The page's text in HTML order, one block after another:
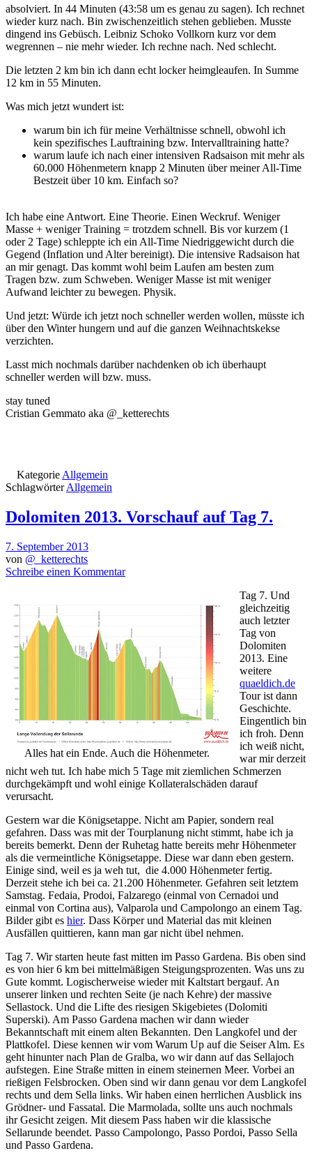
absolviert. In 44 Minuten (43:58 um es genau zu sagen). Ich rechnet
wieder kurz nach. Bin zwischenzeitlich stehen geblieben. Musste
dingend ins Gebüsch. Leibniz Schoko Vollkorn kurz vor dem
wegrennen – nie mehr wieder. Ich rechne nach. Ned schlecht.
Die letzten 2 km bin ich dann echt locker heimgleaufen. In Summe
12 km in 55 Minuten.
Was mich jetzt wundert ist:
warum bin ich für meine Verhältnisse schnell, obwohl ich
kein spezifisches Lauftraining bzw. Intervalltraining hatte?
warum laufe ich nach einer intensiven Radsaison mit mehr als
60.000 Höhenmetern knapp 2 Minuten über meiner All-Time
Bestzeit über 10 km. Einfach so?
Ich habe eine Antwort. Eine Theorie. Einen Weckruf. Weniger
Masse + weniger Training = trotzdem schnell. Bis vor kurzem (1
oder 2 Tage) schleppte ich ein All-Time Niedriggewicht durch die
Gegend (Inflation und Alter bereinigt). Die intensive Radsaison hat
an mir genagt. Das kommt wohl beim Laufen am besten zum
Tragen bzw. zum Schweben. Weniger Masse ist mit weniger
Aufwand leichter zu bewegen. Physik.
Und jetzt: Würde ich jetzt noch schneller werden wollen, müsste ich
über den Winter hungern und auf die ganzen Weihnachtskekse
verzichten.
Lasst mich nochmals darüber nachdenken ob ich überhaupt
schneller werden will bzw. muss.
stay tuned
Cristian Gemmato aka @_ketterechts
KategorieAllgemein
SchlagwörterAllgemein
Dolomiten 2013. Vorschauf auf Tag 7.
7. September 2013
von @_ketterechts
Schreibe einen Kommentar
Alles hat ein Ende. Auch die Höhenmeter.
Tag 7. Und
gleichzeitig
auch letzter
Tag von
Dolomiten
2013. Eine
weitere
quaeldich.de
Tour ist dann
Geschichte.
Eingentlich bin
ich froh. Denn
ich weiß nicht,
war mir derzeit
nicht weh tut. Ich habe mich 5 Tage mit ziemlichen Schmerzen
durchgekämpft und wohl einige Kollateralschäden darauf
verursacht.
Gestern war die Königsetappe. Nicht am Papier, sondern real
gefahren. Dass was mit der Tourplanung nicht stimmt, habe ich ja
bereits bemerkt. Denn der Ruhetag hatte bereits mehr Höhenmeter
als die vermeintliche Königsetappe. Diese war dann eben gestern.
Einige sind, weil es ja weh tut, die 4.000 Höhenmeter fertig.
Derzeit stehe ich bei ca. 21.200 Höhenmeter. Gefahren seit letztem
Samstag. Fedaia, Prodoi, Falzarego (einmal von Cernadoi und
einmal von Cortina aus), Valparola und Campolongo an einem Tag.
Bilder gibt es hier. Dass Körper und Material das mit kleinen
Ausfällen quittieren, kann man gar nicht übel nehmen.
Tag 7. Wir starten heute fast mitten im Passo Gardena. Bis oben sind
es von hier 6 km bei mittelmäßigen Steigungsprozenten. Was uns zu
Gute kommt. Logischerweise wieder mit Kaltstart bergauf. An
unserer linken und rechten Seite (je nach Kehre) der massive
Sellastock. Und die Lifte des riesigen Skigebietes (Dolomiti
Superski). Am Passo Gardena machen wir dann wieder
Bekanntschaft mit einem alten Bekannten. Den Langkofel und der
Plattkofel. Diese kennen wir vom Warum Up auf die Seiser Alm. Es
geht hinunter nach Plan de Gralba, wo wir dann auf das Sellajoch
aufstegen. Eine Straße mitten in einem steinernen Meer. Vorbei an
rießigen Felsbrocken. Oben sind wir dann genau vor dem Langkofel
rechts und dem Sella links. Wir haben einen herrlichen Ausblick ins
Grödner- und Fassatal. Die Marmolada, sollte uns auch nochmals
ihr Gesicht zeigen. Mit diesem Pass haben wir die klassische
Sellarunde beendet. Passo Campolongo, Passo Pordoi, Passo Sella
und Passo Gardena.